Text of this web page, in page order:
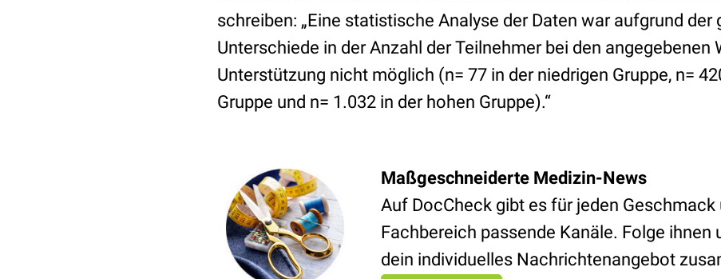
schreiben: „Eine statistische Analyse der Daten war aufgrund der
Unterschiede in der Anzahl der Teilnehmer bei den angegebenen
Unterstützung nicht möglich (n= 77 in der niedrigen Gruppe, n=
Gruppe und n= 1.032 in der hohen Gruppe).“
Maßgeschneiderte Medizin-News
Auf DocCheck gibt es für jeden Geschmack
Fachbereich passende Kanäle. Folge ihnen
dein individuelles Nachrichtenangebot